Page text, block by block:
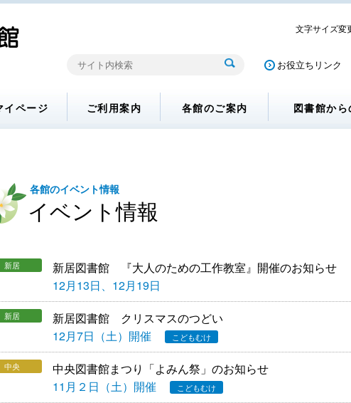
文字サイズ変
お役立ちリンク
イページ ご利用案内 各館のご案内 図書館から
各館のイベント情報
イベント情報
新居
新居図書館 『大人のための工作教室』開催のお知らせ
12月13日、12月19日
新居
新居図書館 クリスマスのつどい
12月7日（土）開催
こどもむけ
中央
中央図書館まつり「よみん祭」のお知らせ
11月２日（土）開催
こどもむけ